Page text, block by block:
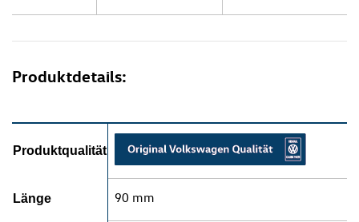
Produktdetails:
Produktqualität
Länge 90 mm